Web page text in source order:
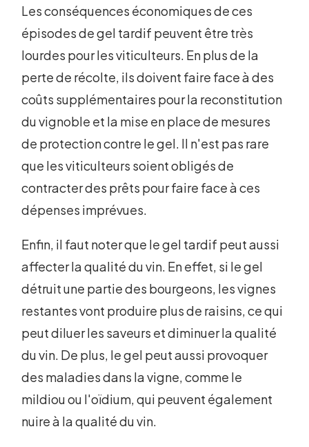
Les conséquences économiques de ces
épisodes de gel tardif peuvent être très
lourdes pour les viticulteurs. En plus de la
perte de récolte, ils doivent faire face à des
coûts supplémentaires pour la reconstitution
du vignoble et la mise en place de mesures
de protection contre le gel. Il n'est pas rare
que les viticulteurs soient obligés de
contracter des prêts pour faire face à ces
dépenses imprévues.
Enfin, il faut noter que le gel tardif peut aussi
affecter la qualité du vin. En effet, si le gel
détruit une partie des bourgeons, les vignes
restantes vont produire plus de raisins, ce qui
peut diluer les saveurs et diminuer la qualité
du vin. De plus, le gel peut aussi provoquer
des maladies dans la vigne, comme le
mildiou ou l'oïdium, qui peuvent également
nuire à la qualité du vin.